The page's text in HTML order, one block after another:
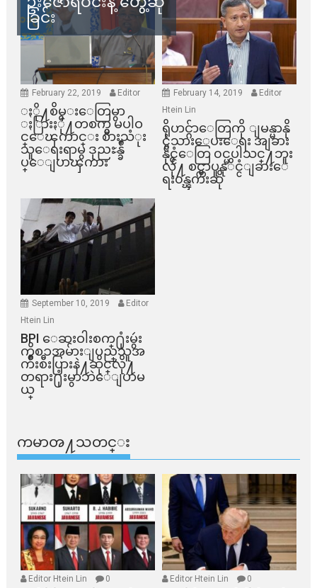
ခြင်း
February 22, 2019 Editor
ႏို႔စိမ္းေတြမွာ
ႏြားႏို႔တစက္မွ မပါဝ
င္ေၾကာင္း စားသံုး
သူေရးရာမွ ဒုညႊန္ခ်ဳ
ပ္ေျပာၾကား
February 14, 2019
Editor
Htein Lin
ရိုဟင္ဂ်ာေတြကို ျမန္မာနို
င္ငံသားေပးေရး အျခား
နိုင္ငံေတြ ၀င္မပါသင္႔ဘူး
လို႔ စင္ကာပူနုိင္ငံျခားေ
ရး၀န္ၾကီးဆို
September 10, 2019
Editor
Htein Lin
BPI ​ေဆးဝါးစက္​႐ုံးမွဴး
ကိစၥအမ်ားျပည္​သူအ
က်ိဳးစီးပြားနဲ႔ဆိုင္​လို႔
တရား႐ုံးမွာဘဲေျပာမ
ယ္​
ကမာၻ႔သတင္း
Editor Htein Lin 0 Editor Htein Lin 0